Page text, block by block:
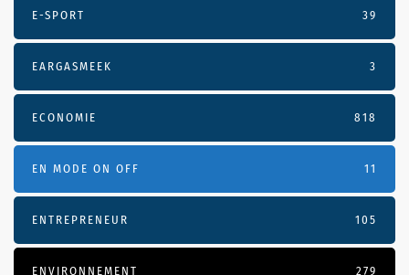
E-SPORT 39
EARGASMEEK 3
ECONOMIE 818
EN MODE ON OFF 11
ENTREPRENEUR 105
ENVIRONNEMENT 279